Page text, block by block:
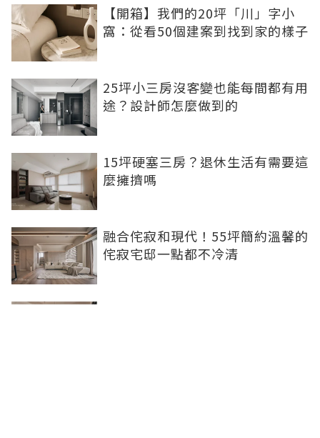
【開箱】我們的20坪「川」字小
窩：從看50個建案到找到家的樣子
25坪小三房沒客變也能每間都有用
途？設計師怎麼做到的
15坪硬塞三房？退休生活有需要這
麼擁擠嗎
融合侘寂和現代！55坪簡約溫馨的
侘寂宅邸一點都不冷清